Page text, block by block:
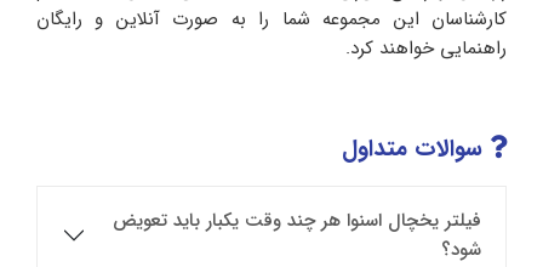
کارشناسان این مجموعه شما را به صورت آنلاین و رایگان
راهنمایی خواهند کرد.
سوالات متداول
فیلتر یخچال اسنوا هر چند وقت یکبار باید تعویض
شود؟